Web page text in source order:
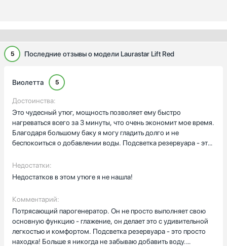
5 Последние отзывы о модели Laurastar Lift Red
Виолетта 5
Достоинства:
Это чудесный утюг, мощность позволяет ему быстро
нагреваться всего за 3 минуты, что очень экономит мое время.
Благодаря большому баку я могу гладить долго и не
беспокоиться о добавлении воды. Подсветка резервуара - это
Алюминиевая подошва идеально скользит по ткани, делая
процесс глажения легким и приятным.
Недостатки:
Недостатков в этом утюге я не нашла!
Комментарий:
Потрясающий парогенератор. Он не просто выполняет свою
основную функцию - глажение, он делает это с удивительной
легкостью и комфортом. Подсветка резервуара - это просто
находка! Больше я никогда не забываю добавить воду.